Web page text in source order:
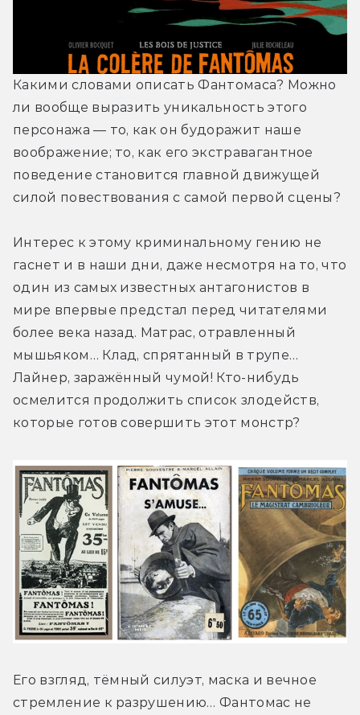
Какими словами описать Фантомаса? Можно
ли вообще выразить уникальность этого
персонажа — то, как он будоражит наше
воображение; то, как его экстравагантное
поведение становится главной движущей
силой повествования с самой первой сцены?
Интерес к этому криминальному гению не
гаснет и в наши дни, даже несмотря на то, что
один из самых известных антагонистов в
мире впервые предстал перед читателями
более века назад. Матрас, отравленный
мышьяком… Клад, спрятанный в трупе…
Лайнер, заражённый чумой! Кто-нибудь
осмелится продолжить список злодейств,
которые готов совершить этот монстр?
Его взгляд, тёмный силуэт, маска и вечное
стремление к разрушению… Фантомас не